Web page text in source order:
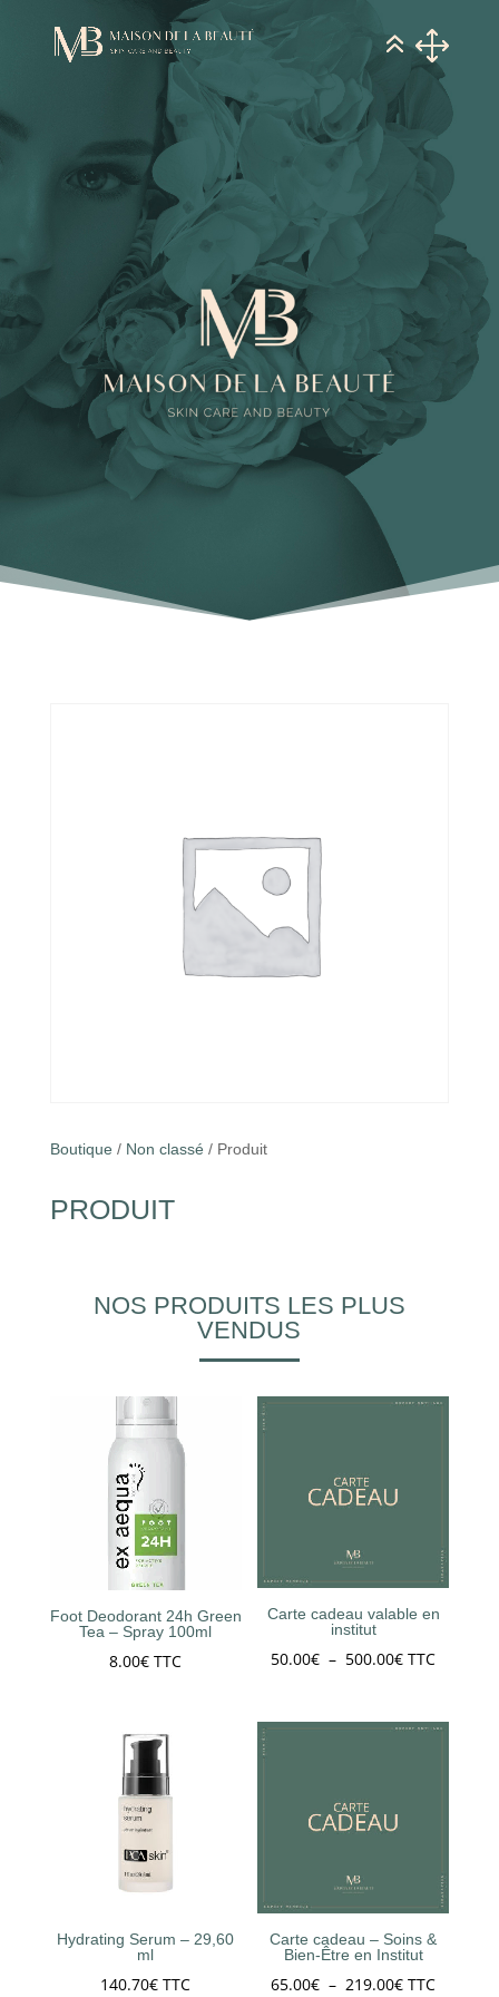
Boutique / Non classé / Produit
PRODUIT
NOS PRODUITS LES PLUS
VENDUS
Foot Deodorant 24h Green
Tea – Spray 100ml
8.00€ TTC
Carte cadeau valable en
institut
50.00€ – 500.00€Plage
TTC
Hydrating Serum – 29,60
ml
140.70€ TTC
Carte cadeau – Soins &
Bien-Être en Institut
65.00€ – 219.00€Plage
TTC